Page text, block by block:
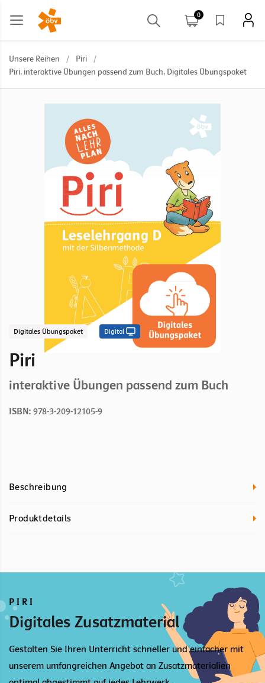
0
Unsere Reihen / Piri
/
Piri, interaktive Übungen passend zum Buch, Digitales Übungspaket
Digitales Übungspaket Digital
Piri
interaktive Übungen passend zum Buch
ISBN: 978-3-209-12105-9
Beschreibung
Produktdetails
PIRI
Digitales Zusatzmaterial
Gestalten Sie Ihren Unterricht schneller und einfacher mit
unserem umfangreichen Angebot an Zusatzmaterialien